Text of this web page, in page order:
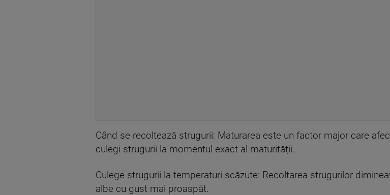
Când se recoltează strugurii: Maturarea este un factor major care
culegi strugurii la momentul exact al maturității.
Culege strugurii la temperaturi scăzute: Recoltarea strugurilor
albe cu gust mai proaspăt.